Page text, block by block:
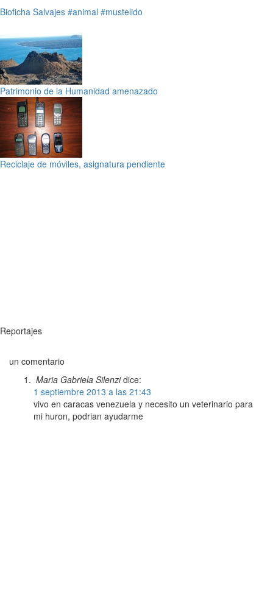
Bioficha Salvajes #animal #mustelido
Patrimonio de la Humanidad amenazado
Reciclaje de móviles, asignatura pendiente
Reportajes
un comentario
Maria Gabriela Silenzi dice:
1 septiembre 2013 a las 21:43
vivo en caracas venezuela y necesito un veterinario para
mi huron, podrian ayudarme